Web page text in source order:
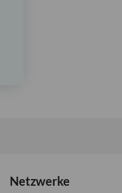
Netzwerke